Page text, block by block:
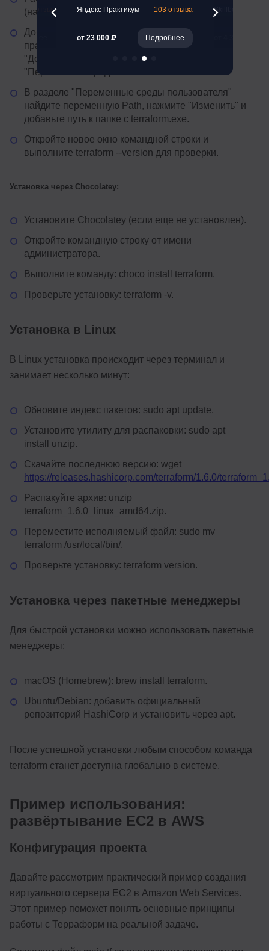
(например, C:\terraform).
Добавьте путь к файлу в переменные среды:
правой кнопкой на "Пуск" → "Система" →
"Дополнительные параметры системы" →
"Переменные среды".
В разделе "Переменные среды пользователя"
найдите переменную Path, нажмите "Изменить" и
добавьте путь к папке с terraform.exe.
Откройте новое окно командной строки и
выполните terraform --version для проверки.
Установка через Chocolatey:
Установите Chocolatey (если еще не установлен).
Откройте командную строку от имени
администратора.
Выполните команду: choco install terraform.
Проверьте установку: terraform -v.
Установка в Linux
В Linux установка происходит через терминал и
занимает несколько минут:
Обновите индекс пакетов: sudo apt update.
Установите утилиту для распаковки: sudo apt
install unzip.
Скачайте последнюю версию: wget
https://releases.hashicorp.com/terraform/1.6.0/
Распакуйте архив: unzip
terraform_1.6.0_linux_amd64.zip.
Переместите исполняемый файл: sudo mv
terraform /usr/local/bin/.
Проверьте установку: terraform version.
Установка через пакетные менеджеры
Для быстрой установки можно использовать пакетные
менеджеры:
macOS (Homebrew): brew install terraform.
Ubuntu/Debian: добавить официальный
репозиторий HashiCorp и установить через apt.
После успешной установки любым способом команда
terraform станет доступна глобально в системе.
Пример использования:
развёртывание EC2 в AWS
Конфигурация проекта
Давайте рассмотрим практический пример создания
виртуального сервера EC2 в Amazon Web Services.
Этот пример поможет понять основные принципы
работы с Терраформ на реальной задаче.
261 отзыв
Подробнее
Яндекс Практикум 103 отзыва
от 23 000 ₽ Подробнее
Skillbox